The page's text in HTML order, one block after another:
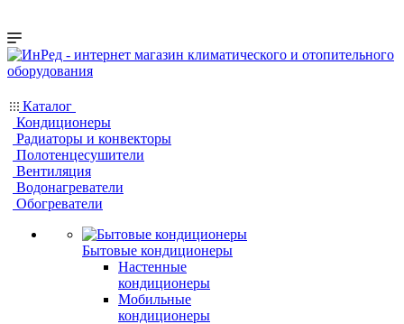
Каталог
Кондиционеры
Радиаторы и конвекторы
Полотенцесушители
Вентиляция
Водонагреватели
Обогреватели
Бытовые кондиционеры
Настенные
кондиционеры
Мобильные
кондиционеры